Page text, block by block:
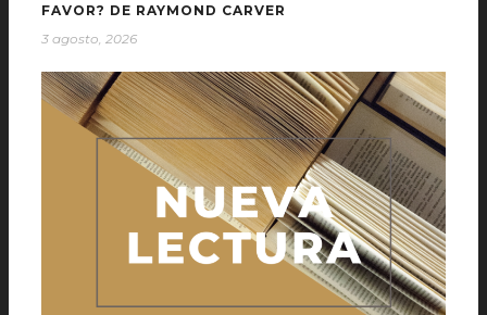
FAVOR? DE RAYMOND CARVER
3 agosto, 2026